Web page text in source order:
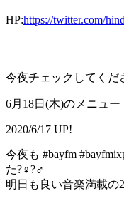
HP:https://twitter.com/
今夜チェックしてくだ
6月18日(木)のメニュー
2020/6/17 UP!
今夜も #bayfm
た?‍♀️?‍♂️
明日も良い音楽満載の